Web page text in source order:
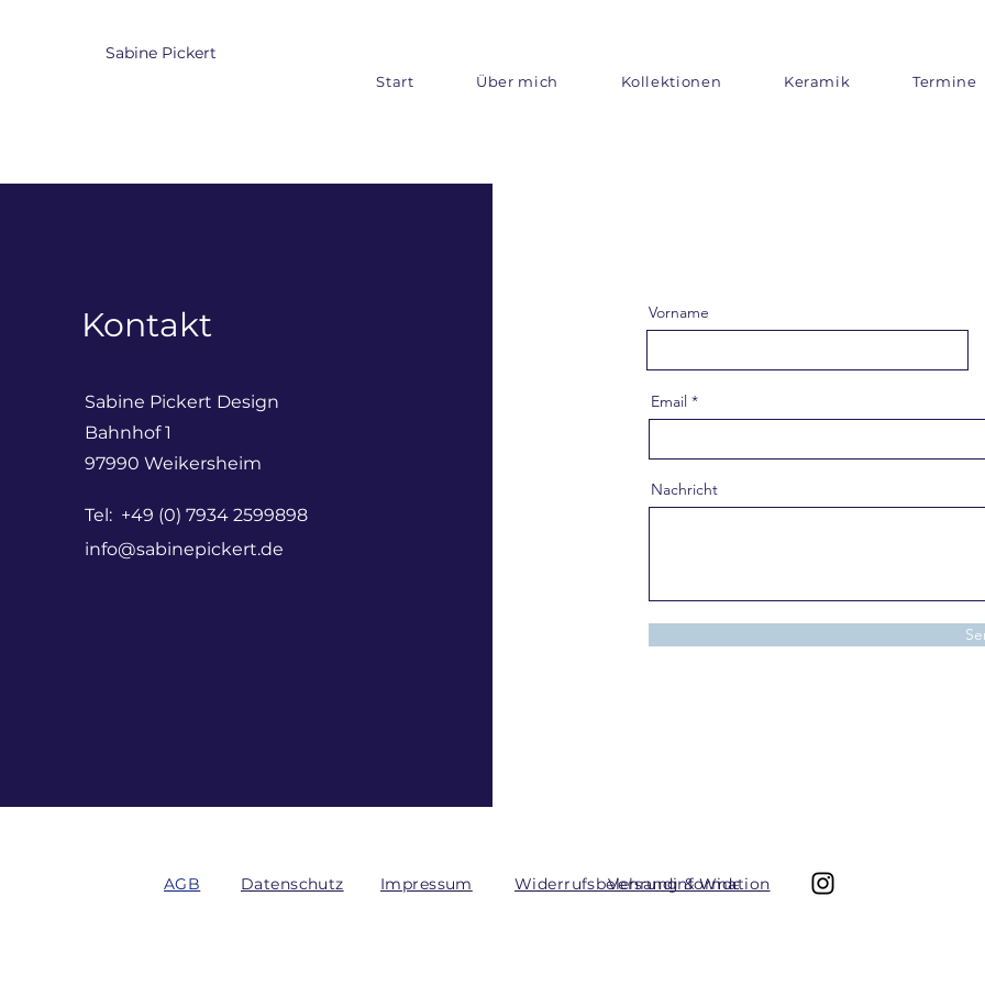
Sabine Pickert
Start Über mich Kollektionen Keramik Termine
Kontakt
Sabine Pickert Design
Bahnhof 1
97990 Weikersheim
Tel: +49 (0) 7934 2599898
info@sabinepickert.de
Vorname
Email
Nachricht
AGB Datenschutz Impressum Widerrufsbelehrung & Widerrufsformular
Versandinformation